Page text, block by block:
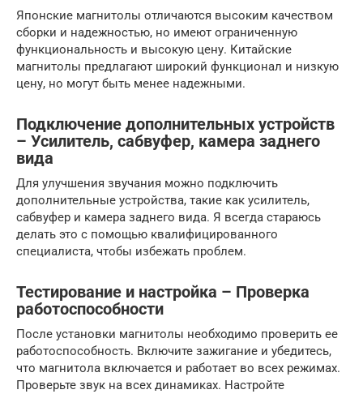
Японские магнитолы отличаются высоким качеством
сборки и надежностью, но имеют ограниченную
функциональность и высокую цену. Китайские
магнитолы предлагают широкий функционал и низкую
цену, но могут быть менее надежными.
Подключение дополнительных устройств
– Усилитель, сабвуфер, камера заднего
вида
Для улучшения звучания можно подключить
дополнительные устройства, такие как усилитель,
сабвуфер и камера заднего вида. Я всегда стараюсь
делать это с помощью квалифицированного
специалиста, чтобы избежать проблем.
Тестирование и настройка – Проверка
работоспособности
После установки магнитолы необходимо проверить ее
работоспособность. Включите зажигание и убедитесь,
что магнитола включается и работает во всех режимах.
Проверьте звук на всех динамиках. Настройте